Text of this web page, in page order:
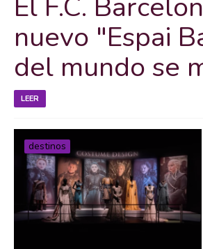
nuevo "Espai
del mundo se
LEER
destinos